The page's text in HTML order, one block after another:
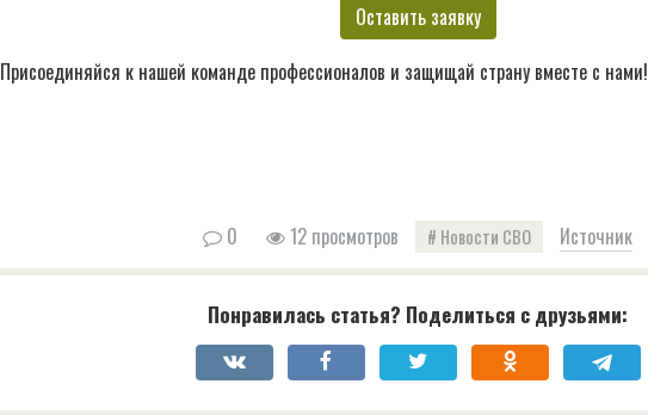
Оставить заявку
Присоединяйся к нашей команде профессионалов и защищай страну вместе с нами!
0 12 просмотров Новости СВО Источник
Понравилась статья? Поделиться с друзьями: